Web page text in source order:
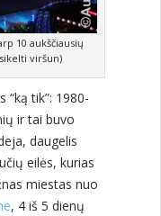
10 aukščiausių
viršun)
tik”: 1980-
ir tai buvo
daugelis
eilės, kurias
miestas nuo
, 4 iš 5 dienų